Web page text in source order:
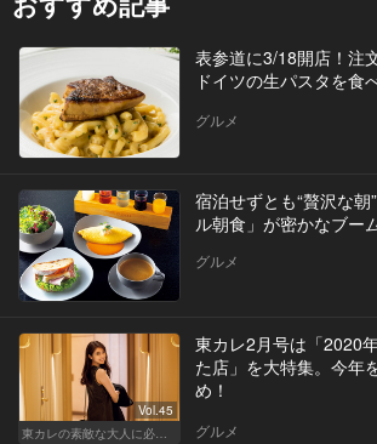
表参道に3/18開店！注
ドイツの生パスタを食
グルメ
宿泊せずとも“贅沢な
ル朝食」が密かなブー
グルメ
Vol.45
東カレの素敵な大人に必要なこと
東カレ2月号は「2020
た店」を大特集。今年
め！
グルメ